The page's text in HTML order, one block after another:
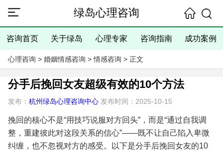
绿岛心理咨询
咨询首页 关于绿岛 心理专家 咨询指南 成功案例
心理咨询 > 婚姻情感咨询 >情感咨询 > 正文
分手后挽回女友超级有效的10个方法
发布： 杭州绿岛心理咨询中心发布时间：2025-10-15
挽回的核心不是“用技巧说服对方回头”，而是“通过自我调
整，重建彼此对这段关系的信心”——既不让自己陷入卑微
纠缠，也不忽视对方的感受。以下是分手后挽回女友的10